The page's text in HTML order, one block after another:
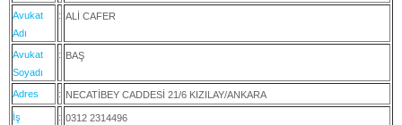
Avukat
Adı
: ALİ CAFER
Avukat
Soyadı
: BAŞ
Adres : NECATİBEY CADDESİ 21/6 KIZILAY/ANKARA
İş
: 0312 2314496